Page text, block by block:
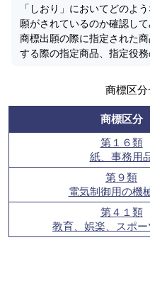
「しおり」においてどのよ
願がされているのか確認し
商標出願の際に指定された
する際の指定商品、指定役
商標区
商標区分
第１６類
紙、事務用
第９類
電気制御用の機
第４１類
教育、娯楽、スポ